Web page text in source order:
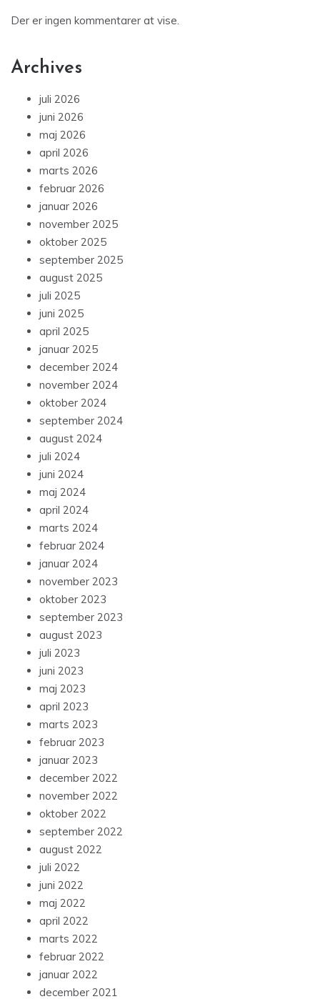
Der er ingen kommentarer at vise.
Archives
juli 2026
juni 2026
maj 2026
april 2026
marts 2026
februar 2026
januar 2026
november 2025
oktober 2025
september 2025
august 2025
juli 2025
juni 2025
april 2025
januar 2025
december 2024
november 2024
oktober 2024
september 2024
august 2024
juli 2024
juni 2024
maj 2024
april 2024
marts 2024
februar 2024
januar 2024
november 2023
oktober 2023
september 2023
august 2023
juli 2023
juni 2023
maj 2023
april 2023
marts 2023
februar 2023
januar 2023
december 2022
november 2022
oktober 2022
september 2022
august 2022
juli 2022
juni 2022
maj 2022
april 2022
marts 2022
februar 2022
januar 2022
december 2021